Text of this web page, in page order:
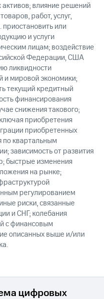
влияние решений
работ, услуг,
приостановить или
и услуги
лицам; воздействие
Федерации, США
ликвидности
и мировой экономики;
текущий кредитный
финансирования
снижения такового;
приобретения
приобретенных
по квартальным
зависимость от развития
быстрые изменения
на рынке;
регулированием
риски, связанные
и СНГ; колебания
с финансовым
описанных выше и/или
цифровых